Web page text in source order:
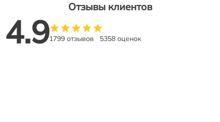
Отзывы клиентов
4.91799 отзывов 5358 оценок